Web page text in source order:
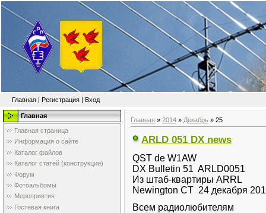
Главная | Регистрация | Вход
Главная
Главная страница
Информация о сайте
Каталог файлов
Каталог статей (конструкции)
Форум
Фотоальбомы
Мероприятия
Гостевая книга
Главная » 2014 » Декабрь » 25
ARLD 051 DX news
QST de W1AW
DX Bulletin 51 ARLD0051
Из штаб-квартиры ARRL
Newington CT 24 декабря
Всем радиолюбителям